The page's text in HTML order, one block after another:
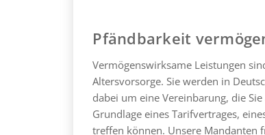
Pfändbarkeit
Vermögenswirksame Leistungen
Altersvorsorge. Sie werden in
dabei um eine Vereinbarung, die
Grundlage eines Tarifvertrages,
treffen können. Unsere Mandanten